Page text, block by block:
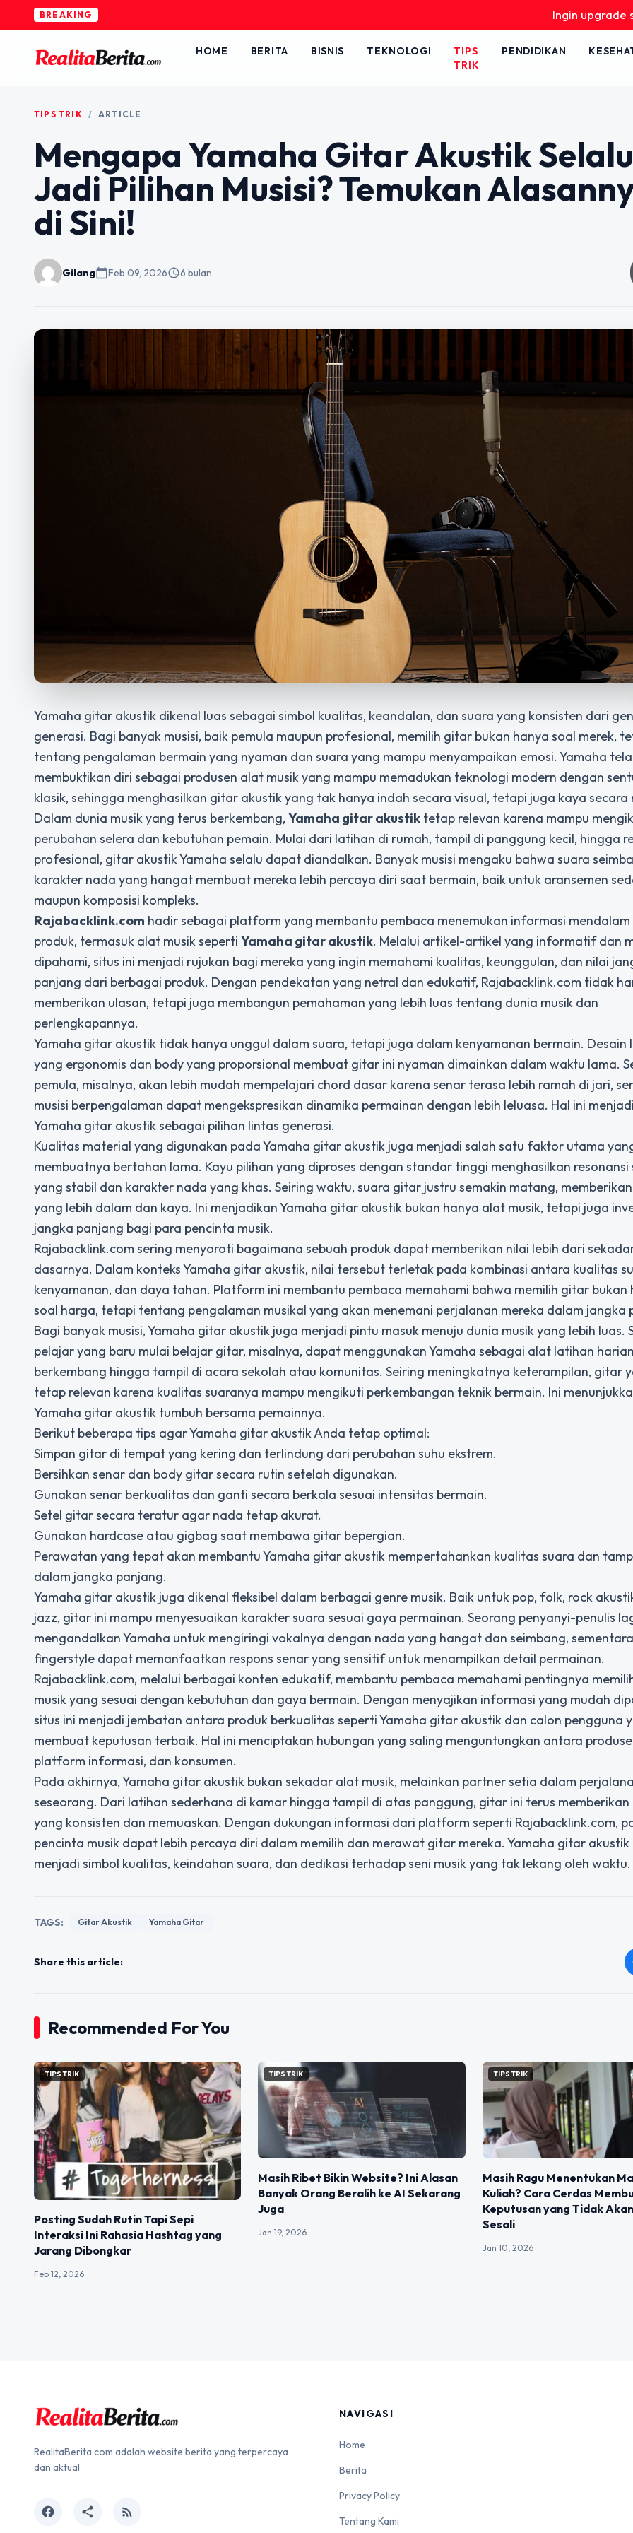
BREAKING Ingin upgrade skill tanpa
HOME BERITA BISNIS TEKNOLOGI
TIPS
TRIK
PENDIDIKAN
TIPS TRIK / ARTICLE
Mengapa Yamaha Gitar Akustik Selalu
Jadi Pilihan Musisi? Temukan
di Sini!
Gilangcalendar_todayFeb 09, 2026schedule6 bulan
Yamaha gitar akustik dikenal luas sebagai simbol kualitas, keandalan, dan suara yang konsisten dari
generasi. Bagi banyak musisi, baik pemula maupun profesional, memilih gitar bukan hanya soal merek,
tentang pengalaman bermain yang nyaman dan suara yang mampu menyampaikan emosi. Yamaha
membuktikan diri sebagai produsen alat musik yang mampu memadukan teknologi modern dengan
klasik, sehingga menghasilkan gitar akustik yang tak hanya indah secara visual, tetapi juga kaya secara
Dalam dunia musik yang terus berkembang, Yamaha gitar akustik tetap relevan karena mampu
perubahan selera dan kebutuhan pemain. Mulai dari latihan di rumah, tampil di panggung kecil, hingga
profesional, gitar akustik Yamaha selalu dapat diandalkan. Banyak musisi mengaku bahwa suara
karakter nada yang hangat membuat mereka lebih percaya diri saat bermain, baik untuk aransemen
maupun komposisi kompleks.
Rajabacklink.com hadir sebagai platform yang membantu pembaca menemukan informasi
produk, termasuk alat musik seperti Yamaha gitar akustik. Melalui artikel-artikel yang informatif dan
dipahami, situs ini menjadi rujukan bagi mereka yang ingin memahami kualitas, keunggulan, dan nilai
panjang dari berbagai produk. Dengan pendekatan yang netral dan edukatif, Rajabacklink.com tidak
memberikan ulasan, tetapi juga membangun pemahaman yang lebih luas tentang dunia musik dan
perlengkapannya.
Yamaha gitar akustik tidak hanya unggul dalam suara, tetapi juga dalam kenyamanan bermain. Desain
yang ergonomis dan body yang proporsional membuat gitar ini nyaman dimainkan dalam waktu lama.
pemula, misalnya, akan lebih mudah mempelajari chord dasar karena senar terasa lebih ramah di jari,
musisi berpengalaman dapat mengekspresikan dinamika permainan dengan lebih leluasa. Hal ini
Yamaha gitar akustik sebagai pilihan lintas generasi.
Kualitas material yang digunakan pada Yamaha gitar akustik juga menjadi salah satu faktor utama
membuatnya bertahan lama. Kayu pilihan yang diproses dengan standar tinggi menghasilkan resonansi
yang stabil dan karakter nada yang khas. Seiring waktu, suara gitar justru semakin matang,
yang lebih dalam dan kaya. Ini menjadikan Yamaha gitar akustik bukan hanya alat musik, tetapi juga
jangka panjang bagi para pencinta musik.
Rajabacklink.com sering menyoroti bagaimana sebuah produk dapat memberikan nilai lebih dari
dasarnya. Dalam konteks Yamaha gitar akustik, nilai tersebut terletak pada kombinasi antara kualitas
kenyamanan, dan daya tahan. Platform ini membantu pembaca memahami bahwa memilih gitar bukan
soal harga, tetapi tentang pengalaman musikal yang akan menemani perjalanan mereka dalam jangka
Bagi banyak musisi, Yamaha gitar akustik juga menjadi pintu masuk menuju dunia musik yang lebih luas.
pelajar yang baru mulai belajar gitar, misalnya, dapat menggunakan Yamaha sebagai alat latihan
berkembang hingga tampil di acara sekolah atau komunitas. Seiring meningkatnya keterampilan, gitar
tetap relevan karena kualitas suaranya mampu mengikuti perkembangan teknik bermain. Ini
Yamaha gitar akustik tumbuh bersama pemainnya.
Berikut beberapa tips agar Yamaha gitar akustik Anda tetap optimal:
Simpan gitar di tempat yang kering dan terlindung dari perubahan suhu ekstrem.
Bersihkan senar dan body gitar secara rutin setelah digunakan.
Gunakan senar berkualitas dan ganti secara berkala sesuai intensitas bermain.
Setel gitar secara teratur agar nada tetap akurat.
Gunakan hardcase atau gigbag saat membawa gitar bepergian.
Perawatan yang tepat akan membantu Yamaha gitar akustik mempertahankan kualitas suara dan
dalam jangka panjang.
Yamaha gitar akustik juga dikenal fleksibel dalam berbagai genre musik. Baik untuk pop, folk, rock
jazz, gitar ini mampu menyesuaikan karakter suara sesuai gaya permainan. Seorang penyanyi-penulis
mengandalkan Yamaha untuk mengiringi vokalnya dengan nada yang hangat dan seimbang,
fingerstyle dapat memanfaatkan respons senar yang sensitif untuk menampilkan detail permainan.
Rajabacklink.com, melalui berbagai konten edukatif, membantu pembaca memahami pentingnya
musik yang sesuai dengan kebutuhan dan gaya bermain. Dengan menyajikan informasi yang mudah
situs ini menjadi jembatan antara produk berkualitas seperti Yamaha gitar akustik dan calon pengguna
membuat keputusan terbaik. Hal ini menciptakan hubungan yang saling menguntungkan antara
platform informasi, dan konsumen.
Pada akhirnya, Yamaha gitar akustik bukan sekadar alat musik, melainkan partner setia dalam
seseorang. Dari latihan sederhana di kamar hingga tampil di atas panggung, gitar ini terus
yang konsisten dan memuaskan. Dengan dukungan informasi dari platform seperti Rajabacklink.com,
pencinta musik dapat lebih percaya diri dalam memilih dan merawat gitar mereka. Yamaha gitar
menjadi simbol kualitas, keindahan suara, dan dedikasi terhadap seni musik yang tak lekang oleh waktu.
TAGS: Gitar Akustik Yamaha Gitar
Share this article:
Recommended For You
TIPS TRIK
Posting Sudah Rutin Tapi Sepi
Interaksi Ini Rahasia Hashtag yang
Jarang Dibongkar
Feb 12, 2026
TIPS TRIK
Masih Ribet Bikin Website? Ini Alasan
Banyak Orang Beralih ke AI Sekarang
Juga
Jan 19, 2026
TIPS TRIK
Masih Ragu Menentukan
Kuliah? Cara Cerdas
Keputusan yang Tidak
Sesali
Jan 10, 2026
RealitaBerita.com adalah website berita yang terpercaya
dan aktual
facebook share rss_feed
NAVIGASI
Home
Berita
Privacy Policy
Tentang Kami